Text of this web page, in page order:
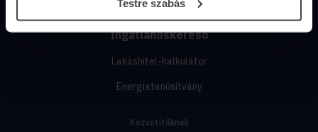
Testre szabás
Ingatlanoskereső
Lakáshitel-kalkulátor
Energiatanúsítvány
Közvetítőknek